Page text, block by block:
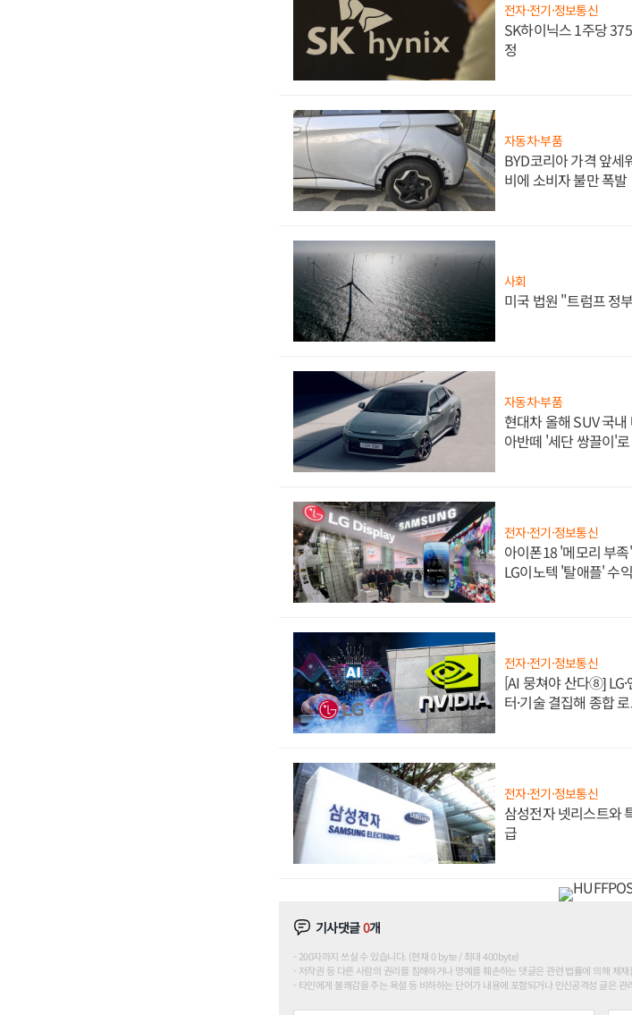
전자·전기·정보통신
SK하이닉스 1주당
정
자동차·부품
BYD코리아 가격 앞세
비에 소비자 불만 폭발
사회
미국 법원 "트럼프 정
자동차·부품
현대차 올해 SUV 국
아반떼 '세단 쌍끌이'
전자·전기·정보통신
아이폰18 '메모리 부
LG이노텍 '탈애플' 수
전자·전기·정보통신
[AI 뭉쳐야 산다⑧]
터·기술 결집해 종합
전자·전기·정보통신
삼성전자 넷리스트와
급
기사댓글0개
200자까지 쓰실 수 있습니다. (현재 0 byte / 최대 400byte)
저작권 등 다른 사람의 권리를 침해하거나 명예를 훼손하는 댓글은 관련 법률에 의해 제
타인에게 불쾌감을 주는 욕설 등 비하하는 단어가 내용에 포함되거나 인신공격성 글은 관